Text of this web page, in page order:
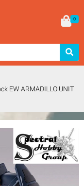
0
EW ARMADILLO UNIT